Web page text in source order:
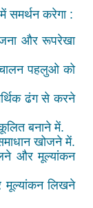
समर्थन करेगा :
और रूपरेखा
पहलुओ को
ढंग से करने
बनाने में.
खोजने में.
और मूल्यांकन
मूल्यांकन लिखने